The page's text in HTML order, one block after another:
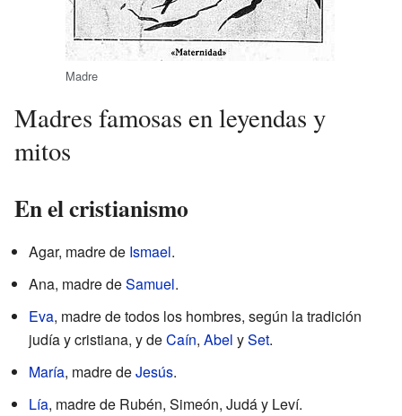
Madre
Madres famosas en leyendas y
mitos
En el cristianismo
Agar, madre de Ismael.
Ana, madre deSamuel.
Eva, madre de todos los hombres, según la tradición
judía y cristiana, y deCaín, Abel ySet.
María, madre deJesús.
Lía, madre de Rubén, Simeón, Judá y Leví.